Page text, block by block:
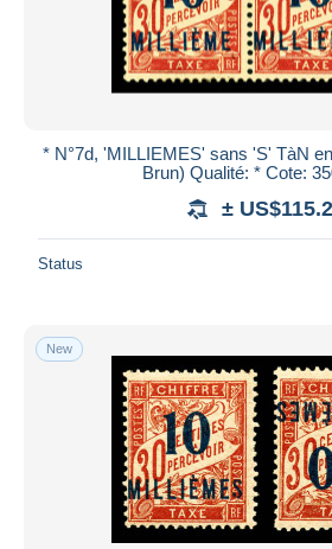
* N°7d, 'MILLIEMES' sans 'S' TàN
Brun) Qualité: * Cote:
±
Status
New